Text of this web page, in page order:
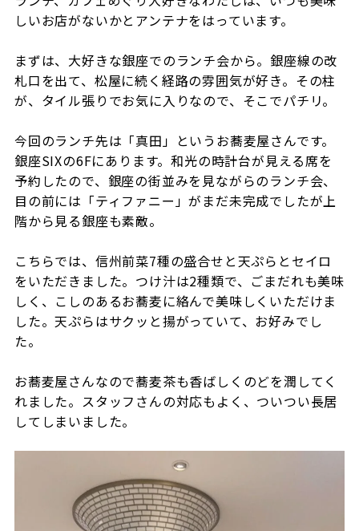
しいお店がないかとアンテナをはっています。
まずは、大好きな銀座でのランチ会から。銀座線の改
札口を出て、松屋に続く経路の雰囲気が好き。その柱
が、タイル張りでお気に入りなので、そこでパチリ。
今回のランチ先は「真田」というお蕎麦屋さんです。
銀座SIXの6Fにあります。和光の時計台が見える席を
予約したので、銀座の街並みを見ながらのランチ会、
目の前には「ティファニー」がまだ未完成でしたが上
階から見る銀座も素敵。
こちらでは、信州前菜7種の盛合せと天ぷらとセイロ
をいただきました。つけ汁は2種類で、ごまだれも美味
しく、こしのあるお蕎麦に絡んで美味しくいただけま
した。天ぷらはサクッと揚がっていて、お好みでし
た。
お蕎麦屋さんなので蕎麦茶も香ばしくのどを潤してく
れました。スタッフさんの対応もよく、ついつい長居
してしまいました。